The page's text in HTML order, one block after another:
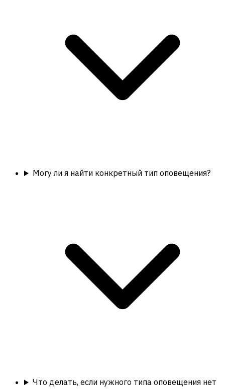
Могу ли я найти конкретный тип оповещения?
Что делать, если нужного типа оповещения нет